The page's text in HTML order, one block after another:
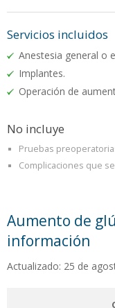
Servicios incluidos
Anestesia general o
Implantes.
Operación de
No incluye
Pruebas
Complicaciones que
Aumento de
información
Actualizado: 25 de